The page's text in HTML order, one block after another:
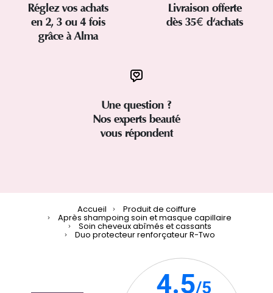
Réglez vos achats
en 2, 3 ou 4 fois
grâce à Alma
Livraison offerte
dès 35€ d'achats
Une question ?
Nos experts beauté
vous répondent
Accueil Produit de coiffure
Après shampoing soin et masque capillaire
Soin cheveux abîmés et cassants
Duo protecteur renforçateur R-Two